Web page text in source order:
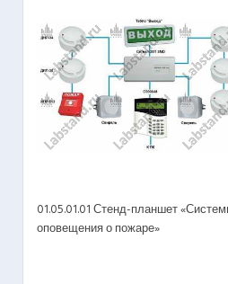
01.05.01.01 Стенд-планшет
оповещения о пожаре»